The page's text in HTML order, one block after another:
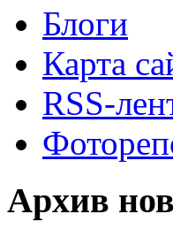
Блоги
Карта
RSS-
Архив